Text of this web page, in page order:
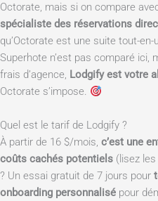
Octorate, mais si on compare
spécialiste des réservations
qu’Octorate est une suite tout-
Superhote n’est pas comparé ici,
frais d’agence, Lodgify est votre
Octorate s’impose.
Quel est le tarif de Lodgify ?
À partir de 16 $/mois, c’est une
coûts cachés potentiels (lisez
? Un essai gratuit de 7 jours pour
onboarding personnalisé pour